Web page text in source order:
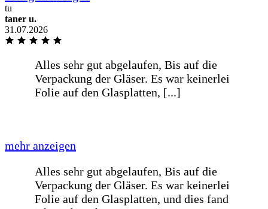
tu
taner u.
31.07.2026
Na
Na
Kompetent freundlich